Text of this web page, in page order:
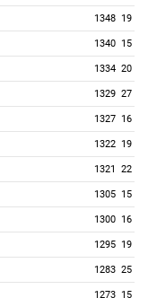
1348 19
1340 15
1334 20
1329 27
1327 16
1322 19
1321 22
1305 15
1300 16
1295 19
1283 25
1273 15